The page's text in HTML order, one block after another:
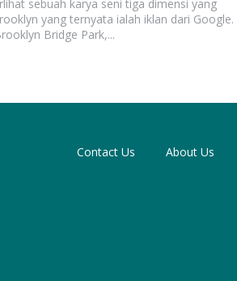
sebuah karya seni tiga dimensi yang
yang ternyata ialah iklan dari Google.
Bridge Park,...
Contact Us About Us